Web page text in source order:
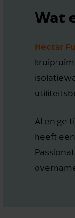
Wat
Hectar
Al enige
heeft